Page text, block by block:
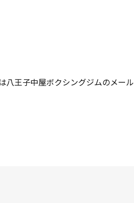
八王子中屋ボクシングジムのメール